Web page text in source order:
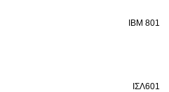
ΙΒΜ 801
ΙΣΛ601